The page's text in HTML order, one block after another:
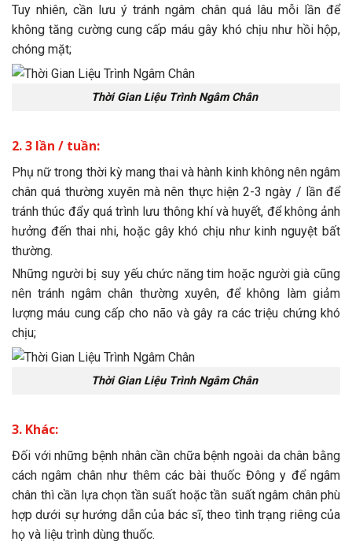
Tuy nhiên, cần lưu ý tránh ngâm chân quá lâu mỗi lần để
không tăng cường cung cấp máu gây khó chịu như hồi hộp,
chóng mặt;
Thời Gian Liệu Trình Ngâm Chân
2. 3 lần / tuần:
Phụ nữ trong thời kỳ mang thai và hành kinh không nên ngâm
chân quá thường xuyên mà nên thực hiện 2-3 ngày / lần để
tránh thúc đẩy quá trình lưu thông khí và huyết, để không ảnh
hưởng đến thai nhi, hoặc gây khó chịu như kinh nguyệt bất
thường.
Những người bị suy yếu chức năng tim hoặc người già cũng
nên tránh ngâm chân thường xuyên, để không làm giảm
lượng máu cung cấp cho não và gây ra các triệu chứng khó
chịu;
Thời Gian Liệu Trình Ngâm Chân
3. Khác:
Đối với những bệnh nhân cần chữa bệnh ngoài da chân bằng
cách ngâm chân như thêm các bài thuốc Đông y để ngâm
chân thì cần lựa chọn tần suất hoặc tần suất ngâm chân phù
hợp dưới sự hướng dẫn của bác sĩ, theo tình trạng riêng của
họ và liệu trình dùng thuốc.